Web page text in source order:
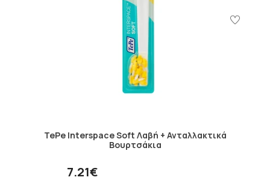
TePe Interspace Soft Λαβή + Ανταλλακτικά
Βουρτσάκια
7.21€